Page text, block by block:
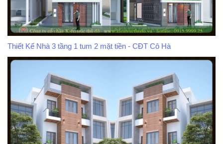
Thiết Kế Nhà 3 tầng 1 tum 2 mặt tiền - CĐT Cô Hà